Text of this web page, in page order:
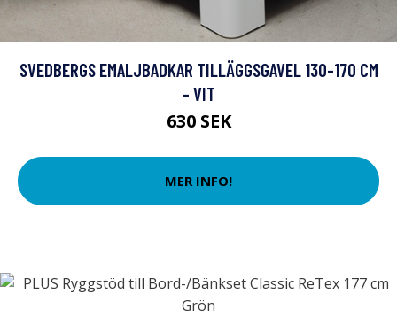
SVEDBERGS EMALJBADKAR TILLÄGGSGAVEL 130-170 CM
- VIT
630 SEK
MER INFO!